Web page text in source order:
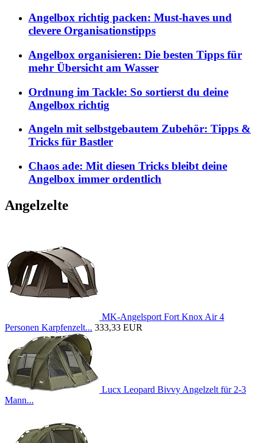
Angelbox richtig packen: Must-haves und
clevere Organisationstipps
Angelbox organisieren: Die besten Tipps für
mehr Übersicht am Wasser
Ordnung im Tackle: So sortierst du deine
Angelbox richtig
Angeln mit selbstgebautem Zubehör: Tipps &
Tricks für Bastler
Chaos ade: Mit diesen Tricks bleibt deine
Angelbox immer ordentlich
Angelzelte
MK-Angelsport Fort Knox Air 4
Personen Karpfenzelt... 333,33 EUR
Lucx Leopard Bivvy Angelzelt für 2-3
Mann...